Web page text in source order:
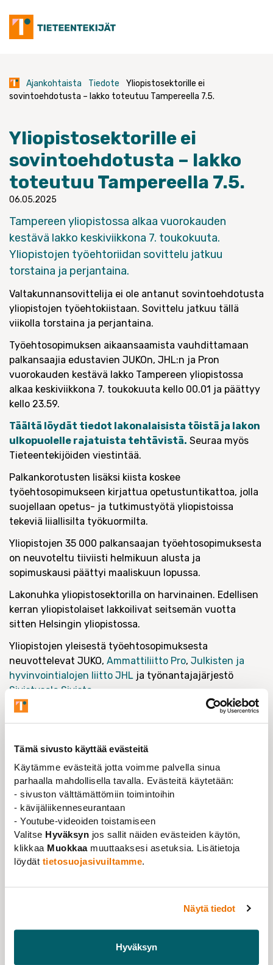
Tämä sivusto käyttää evästeitä
Käytämme evästeitä jotta voimme palvella sinua
parhaalla mahdollisella tavalla. Evästeitä käytetään:
- sivuston välttämättömiin toimintoihin
- kävijäliikenneseurantaan
- Youtube-videoiden toistamiseen
Valitse Hyväksyn jos sallit näiden evästeiden käytön,
klikkaa Muokkaamuuttaaksesi asetuksia. Lisätietoja
löydät tietosuojasivuiltamme.
Näytä tiedot
Hyväksyn
content
Ajankohtaista Tiedote
Yliopistosektorille ei
sovintoehdotusta – lakko toteutuu Tampereella 7.5.
Yliopistosektorille ei
sovintoehdotusta – lakko
toteutuu Tampereella 7.5.
06.05.2025
Tampereen yliopistossa alkaa vuorokauden
kestävä lakko keskiviikkona 7. toukokuuta.
Yliopistojen työehtoriidan sovittelu jatkuu
torstaina ja perjantaina.
Valtakunnansovittelija ei ole antanut sovintoehdotusta
yliopistojen työehtokiistaan. Sovittelu jatkuu tällä
viikolla torstaina ja perjantaina.
Työehtosopimuksen aikaansaamista vauhdittamaan
palkansaajia edustavien JUKOn, JHL:n ja Pron
vuorokauden kestävä lakko Tampereen yliopistossa
alkaa keskiviikkona 7. toukokuuta kello 00.01 ja päättyy
kello 23.59.
Täältä löydät tiedot lakonalaisista töistä ja lakon
ulkopuolelle rajatuista tehtävistä. Seuraa myös
Tieteentekijöiden viestintää.
Palkankorotusten lisäksi kiista koskee
työehtosopimukseen kirjattua opetustuntikattoa, jolla
suojellaan opetus- ja tutkimustyötä yliopistoissa
tekeviä liiallisilta työkuormilta.
Yliopistojen 35 000 palkansaajan työehtosopimuksesta
on neuvoteltu tiiviisti helmikuun alusta ja
sopimuskausi päättyi maaliskuun lopussa.
Lakonuhka yliopistosektorilla on harvinainen. Edellisen
kerran yliopistolaiset lakkoilivat seitsemän vuotta
sitten Helsingin yliopistossa.
Yliopistojen yleisestä työehtosopimuksesta
neuvottelevat JUKO, Ammattiliitto Pro, Julkisten ja
hyvinvointialojen liitto JHL ja työnantajajärjestö
Sivistysala Sivista
Ajantasaista tietoa sovittelusta Tieteentekijöiden
somekanavista, JUKOn Facebookissa jayliopistotes.fi-
Liitto maksaa lakkoon meneville jäsenille
avustusta
Tieteentekijöiden liittomaksaa
ansiotuloa jääneille jäsenilleenlakkoavustusta.
Lakkoavustusta haetaan liitolta sähköisessä palvelussa
lakon jälkeen.Lakkoavustusohjeet Tieteentekijöiden
jäsenille – Tieteentekijät
Solidaarisuustapahtumia keskiviikkona
Ainakin Helsingissä ja Oulussa järjestetään
paikallistoimijoiden solidaarisuustapahtumia tuen